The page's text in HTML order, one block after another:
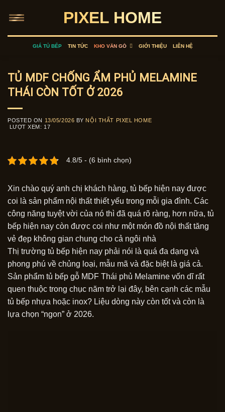
PIXEL HOME
GIÁ TỦ BẾP TIN TỨC KHO VÂN GỖ GIỚI THIỆU LIÊN HỆ
TỦ MDF CHỐNG ẨM PHỦ MELAMINE
THÁI CÒN TỐT Ở 2026
POSTED ON 13/05/2026 BY NỘI THẤT PIXEL HOME
LƯỢT XEM: 17
4.8/5 - (6 bình chọn)
Xin chào quý anh chị khách hàng, tủ bếp hiện nay được
coi là sản phẩm nội thất thiết yếu trong mỗi gia đình. Các
công năng tuyệt vời của nó thì đã quá rõ ràng, hơn nữa, tủ
bếp hiện nay còn được coi như một món đồ nội thất tăng
vẻ đẹp không gian chung cho cả ngôi nhà
Thị trường tủ bếp hiện nay phải nói là quá đa dạng và
phong phú về chủng loại, mẫu mã và đặc biệt là giá cả.
Sản phẩm tủ bếp gỗ MDF Thái phủ Melamine vốn dĩ rất
quen thuộc trong chục năm trở lại đây, bên cạnh các mẫu
tủ bếp nhựa hoặc inox? Liệu dòng này còn tốt và còn là
lựa chọn “ngon” ở 2026.